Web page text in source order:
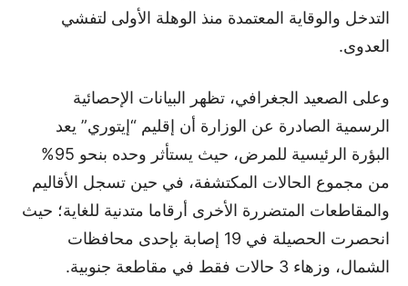
التدخل والوقاية المعتمدة منذ الوهلة الأولى لتفشي
العدوى.
وعلى الصعيد الجغرافي، تظهر البيانات الإحصائية
الرسمية الصادرة عن الوزارة أن إقليم “إيتوري” يعد
البؤرة الرئيسية للمرض، حيث يستأثر وحده بنحو 95%
من مجموع الحالات المكتشفة، في حين تسجل الأقاليم
والمقاطعات المتضررة الأخرى أرقاما متدنية للغاية؛ حيث
انحصرت الحصيلة في 19 إصابة بإحدى محافظات
الشمال، وزهاء 3 حالات فقط في مقاطعة جنوبية.